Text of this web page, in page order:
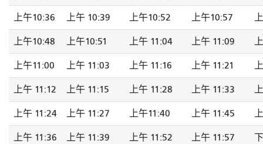
上午10:36 上午 10:39 上午10:52 上午10:57
上午10:48 上午10:51 上午 11:04 上午 11:09
上午11:00 上午 11:03 上午 11:16 上午 11:21
上午 11:12 上午 11:15 上午 11:28 上午 11:33
上午 11:24 上午 11:27 上午11:40 上午 11:45
上午 11:36 上午 11:39 上午 11:52 上午 11:57